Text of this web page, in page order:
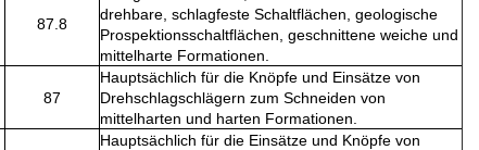
87.8
drehbare, schlagfeste Schaltflächen, geologische
Prospektionsschaltflächen, geschnittene weiche und
mittelharte Formationen.
87
Hauptsächlich für die Knöpfe und Einsätze von
Drehschlagschlägern zum Schneiden von
mittelharten und harten Formationen.
Hauptsächlich für die Einsätze und Knöpfe von